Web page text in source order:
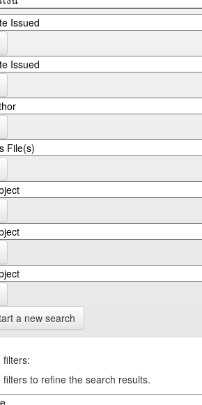
a new search
filters:
filters to refine the search results.